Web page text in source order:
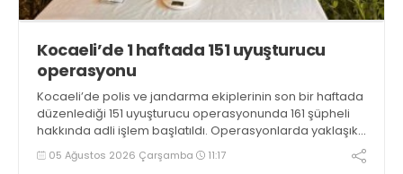
Kocaeli’de 1 haftada 151 uyuşturucu
operasyonu
Kocaeli’de polis ve jandarma ekiplerinin son bir haftada
düzenlediği 151 uyuşturucu operasyonunda 161 şüpheli
hakkında adli işlem başlatıldı. Operasyonlarda yaklaşık
2 kilogram uyuşturucu madde ile 121 kök kenevir bitkisi
ele geçirilirken, 9 şüpheli tutuklandı
05 Ağustos 2026 Çarşamba 11:17